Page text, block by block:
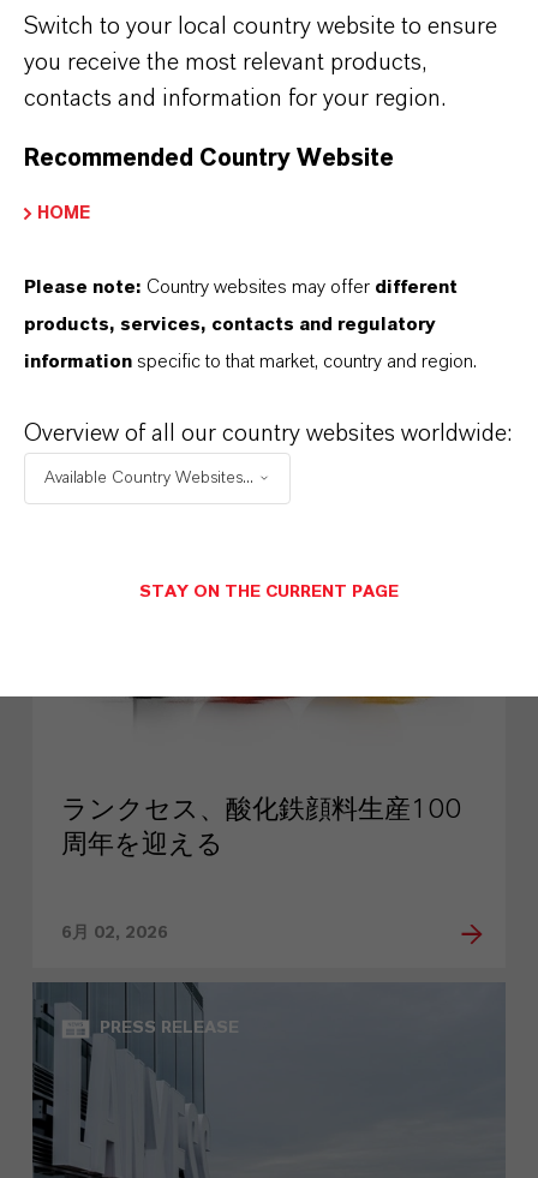
ランクセス、日本で環境保護への
ステナビリティ目標の達成に向け
た取り組みを加速
PRESS RELEASE
ランクセス、酸化鉄顔料生産100
周年を迎える
6月 02, 2026
PRESS RELEASE
Switch to your local country website to ensure
you receive the most relevant products,
contacts and information for your region.
Recommended Country Website
HOME
Please note: Country websites may offer different
products, services, contacts and regulatory
information specific to that market, country and region.
Overview of all our country websites worldwide:
Available Country Websites...
STAY ON THE CURRENT PAGE